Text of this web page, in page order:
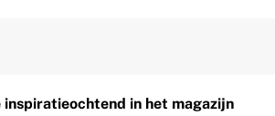
in het magazijn